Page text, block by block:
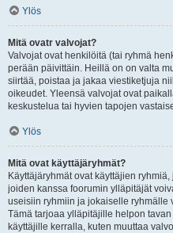
Ylös
Mitä ovatr valvojat?
Valvojat ovat henkilöitä (tai ryhmä
perään päivittäin. Heillä on on valta
siirtää, poistaa ja jakaa viestiketjuja
oikeudet. Yleensä valvojat ovat
keskustelua tai hyvien tapojen
Ylös
Mitä ovat käyttäjäryhmät?
Käyttäjäryhmät ovat käyttäjien
joiden kanssa foorumin ylläpitäjät
useisiin ryhmiin ja jokaiselle
Tämä tarjoaa ylläpitäjille helpon
käyttäjille kerralla, kuten muuttaa